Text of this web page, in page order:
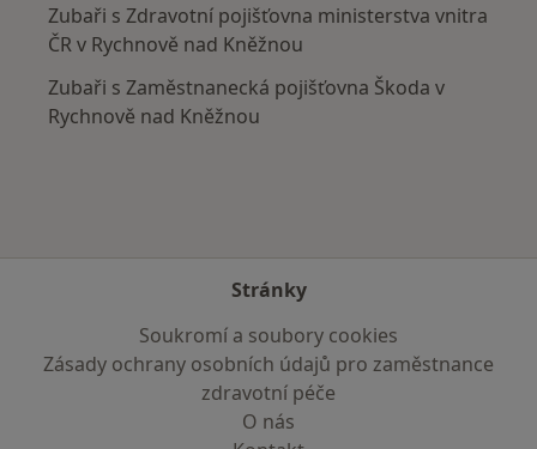
Zubaři s Zdravotní pojišťovna ministerstva vnitra
ČR v Rychnově nad Kněžnou
Zubaři s Zaměstnanecká pojišťovna Škoda v
Rychnově nad Kněžnou
Stránky
Soukromí a soubory cookies
Zásady ochrany osobních údajů pro zaměstnance
zdravotní péče
O nás